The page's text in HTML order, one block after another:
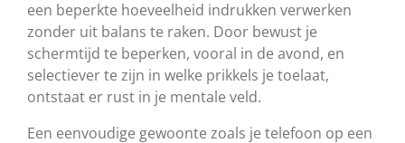
een beperkte hoeveelheid indrukken verwerken
zonder uit balans te raken. Door bewust je
schermtijd te beperken, vooral in de avond, en
selectiever te zijn in welke prikkels je toelaat,
ontstaat er rust in je mentale veld.
Een eenvoudige gewoonte zoals je telefoon op een